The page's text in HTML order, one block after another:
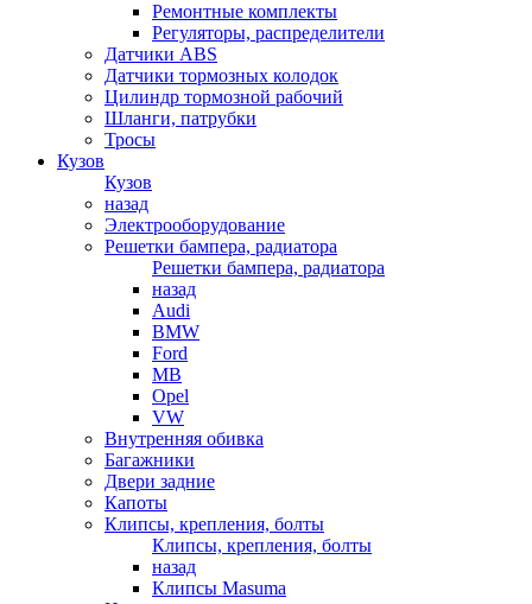
Ремонтные комплекты
Регуляторы, распределители
Датчики ABS
Датчики тормозных колодок
Цилиндр тормозной рабочий
Шланги, патрубки
Тросы
Кузов
Кузов
назад
Электрооборудование
Решетки бампера, радиатора
Решетки бампера, радиатора
назад
Audi
BMW
Ford
MB
Opel
VW
Внутренняя обивка
Багажники
Двери задние
Капоты
Клипсы, крепления, болты
Клипсы, крепления, болты
назад
Клипсы Masuma